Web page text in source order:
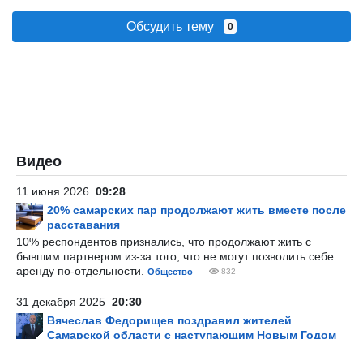
Обсудить тему 0
Видео
11 июня 2026 09:28
20% самарских пар продолжают жить вместе после
расставания
10% респондентов признались, что продолжают жить с
бывшим партнером из-за того, что не могут позволить себе
аренду по-отдельности.
Общество 832
31 декабря 2025 20:30
Вячеслав Федорищев поздравил жителей
Самарской области с наступающим Новым Годом